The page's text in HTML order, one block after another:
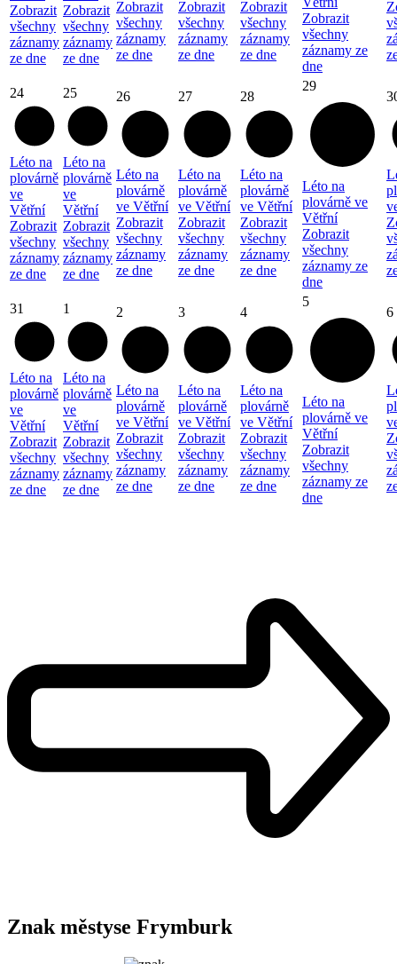
Zobrazit
všechny
záznamy
ze dne
Zobrazit
všechny
záznamy
ze dne
Zobrazit
všechny
záznamy
ze dne
Zobrazit
všechny
záznamy
ze dne
Zobrazit
všechny
záznamy
ze dne
Zobrazit
všechny
záznamy ze
dne
24
Léto na
plovárně
ve
Větřní
Zobrazit
všechny
záznamy
ze dne
25
Léto na
plovárně
ve
Větřní
Zobrazit
všechny
záznamy
ze dne
26
Léto na
plovárně
ve Větřní
Zobrazit
všechny
záznamy
ze dne
27
Léto na
plovárně
ve Větřní
Zobrazit
všechny
záznamy
ze dne
28
Léto na
plovárně
ve Větřní
Zobrazit
všechny
záznamy
ze dne
29
Léto na
plovárně ve
Větřní
Zobrazit
všechny
záznamy ze
dne
31
Léto na
plovárně
ve
Větřní
Zobrazit
všechny
záznamy
ze dne
1
Léto na
plovárně
ve
Větřní
Zobrazit
všechny
záznamy
ze dne
2
Léto na
plovárně
ve Větřní
Zobrazit
všechny
záznamy
ze dne
3
Léto na
plovárně
ve Větřní
Zobrazit
všechny
záznamy
ze dne
4
Léto na
plovárně
ve Větřní
Zobrazit
všechny
záznamy
ze dne
5
Léto na
plovárně ve
Větřní
Zobrazit
všechny
záznamy ze
dne
6
Znak městyse Frymburk